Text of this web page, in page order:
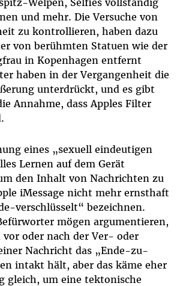
und mehr. Die Versuche von
zu kontrollieren, haben dazu
von berühmten Statuen wie der
in Kopenhagen entfernt
haben in der Vergangenheit die
unterdrückt, und es gibt
Annahme, dass Apples Filter
eines „sexuell eindeutigen
Lernen auf dem Gerät
den Inhalt von Nachrichten zu
iMessage nicht mehr ernsthaft
verschlüsselt“ bezeichnen.
mögen argumentieren,
vor oder nach der Ver- oder
Nachricht das „Ende-zu-
intakt hält, aber das käme eher
gleich, um eine tektonische